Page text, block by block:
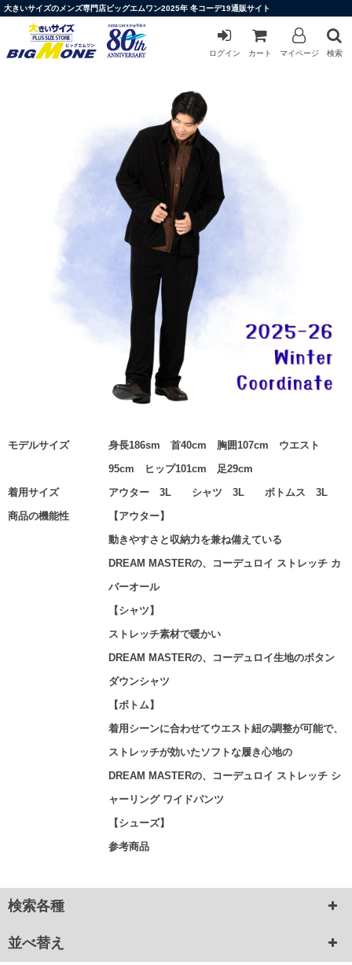
大きいサイズのメンズ専門店ビッグエムワン2025年 冬コーデ19通販サイト
ログイン カート マイページ 検索
モデルサイズ
身長186sm 首40cm 胸囲107cm ウエスト
95cm ヒップ101cm 足29cm
着用サイズ
アウター 3L シャツ 3L ボトムス 3L
商品の機能性
【アウター】
動きやすさと収納力を兼ね備えている
DREAM MASTERの、コーデュロイ ストレッチ カ
バーオール
【シャツ】
ストレッチ素材で暖かい
DREAM MASTERの、コーデュロイ生地のボタン
ダウンシャツ
【ボトム】
着用シーンに合わせてウエスト紐の調整が可能で、
ストレッチが効いたソフトな履き心地の
DREAM MASTERの、コーデュロイ ストレッチ シ
ャーリング ワイドパンツ
【シューズ】
参考商品
検索各種
並べ替え